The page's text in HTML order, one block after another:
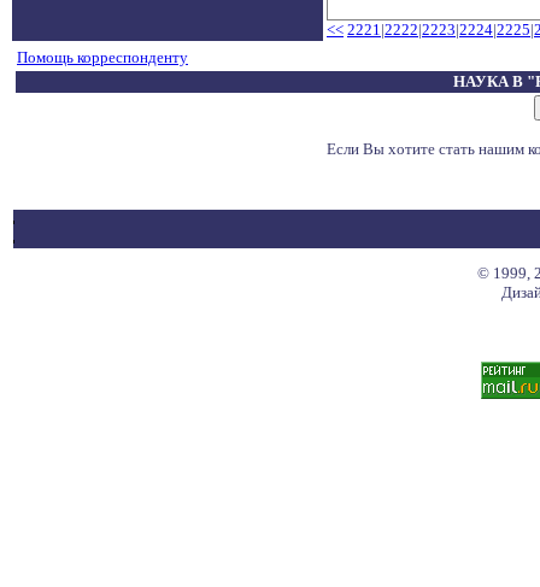
<< 2221|2222|2223|2224|2225|
Помощь корреспонденту
НАУКА В
Если Вы хотите стать нашим
© 1999,